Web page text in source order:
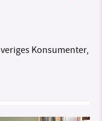
Konsumenter,